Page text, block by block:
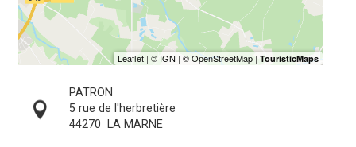
PATRON
5 rue de l'herbretière
44270
LA MARNE